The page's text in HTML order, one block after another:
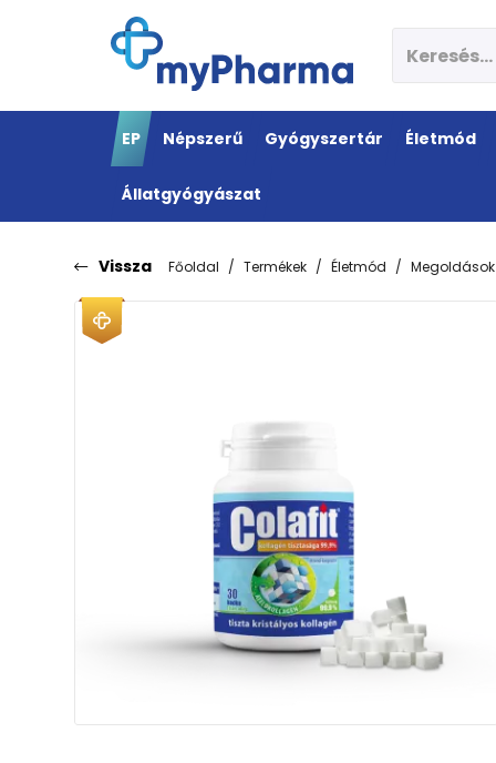
EP Népszerű Gyógyszertár Életmód
Állatgyógyászat
Vissza Főoldal Termékek Életmód Megoldások